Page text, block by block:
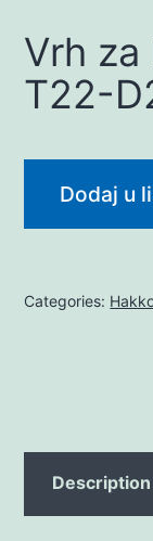
Vrh
T22-
Dodaj u
Categories:
Description